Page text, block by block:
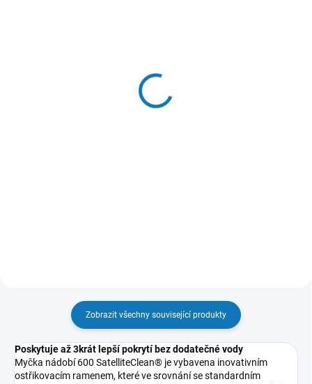
Autorizovaný
Zobrazit všechny související produkty
Poskytuje až 3krát lepší pokrytí bez dodatečné vody
Myčka nádobí 600 SatelliteClean® je vybavena inovativním
ostřikovacím ramenem, které ve srovnání se standardním